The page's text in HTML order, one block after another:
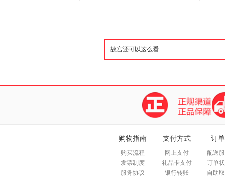
购物指南
购买流程
发票制度
服务协议
支付方式
网上支付
礼品卡支付
银行转账
订
配送
订单
自助